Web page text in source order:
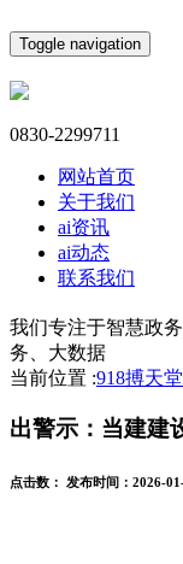
Toggle navigation
0830-2299711
网站首页
关于我们
ai资讯
ai动态
联系我们
我们专注于智慧政
务、大数据
当前位置 :918搏天
出警示：当建建
点击数： 发布时间： 2026-